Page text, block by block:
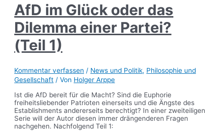
AfD im Glück oder das
Dilemma einer Partei?
(Teil 1)
Kommentar verfassen / News und Politik, Philosophie und
Gesellschaft / Von Holger Arppe
Ist die AfD bereit für die Macht? Sind die Euphorie
freiheitsliebender Patrioten einerseits und die Ängste des
Establishments andererseits berechtigt? In einer zweiteiligen
Serie will der Autor diesen immer drängenderen Fragen
nachgehen. Nachfolgend Teil 1: